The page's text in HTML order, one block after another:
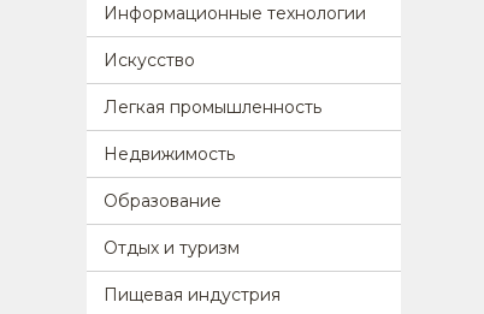
Информационные технологии
Искусство
Легкая промышленность
Недвижимость
Образование
Отдых и туризм
Пищевая индустрия